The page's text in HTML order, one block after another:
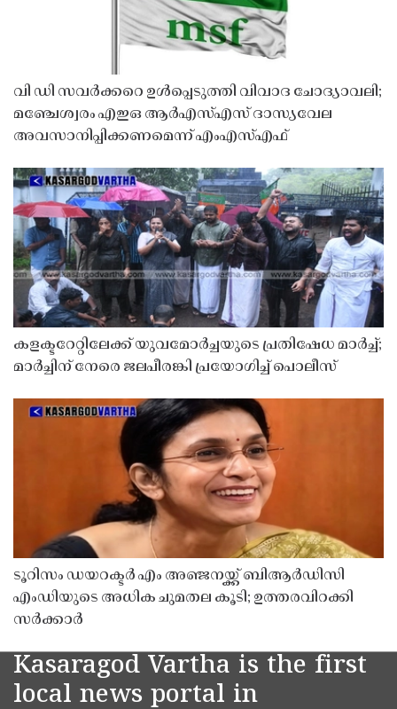
വി ഡി സവർക്കറെ ഉൾപ്പെടുത്തി വിവാദ ചോദ്യാവലി;
മഞ്ചേശ്വരം എഇഒ ആർഎസ്എസ് ദാസ്യവേല
അവസാനിപ്പിക്കണമെന്ന് എംഎസ്എഫ്
കളക്ടറേറ്റിലേക്ക് യുവമോർച്ചയുടെ പ്രതിഷേധ മാർച്ച്;
മാർച്ചിന് നേരെ ജലപീരങ്കി പ്രയോഗിച്ച് പൊലീസ്
ടൂറിസം ഡയറക്ടർ എം അഞ്ജനയ്ക്ക് ബിആർഡിസി
എംഡിയുടെ അധിക ചുമതല കൂടി; ഉത്തരവിറക്കി
സർക്കാർ
Kasaragod Vartha is the first
local news portal in